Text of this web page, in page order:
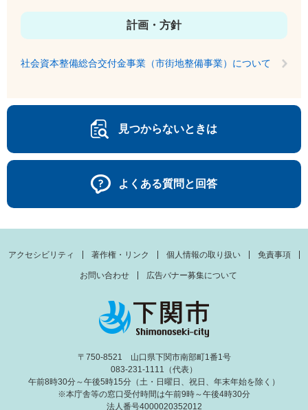
計画・方針
社会資本整備総合交付金事業（市街地整備事業）について
見つからないときは
よくある質問と回答
アクセシビリティ 著作権・リンク 個人情報の取り扱い 免責事項
お問い合わせ 広告バナー募集について
〒750-8521 山口県下関市南部町1番1号
083-231-1111（代表）
午前8時30分～午後5時15分（土・日曜日、祝日、年末年始を除く）
※本庁舎等の窓口受付時間は午前9時～午後4時30分
法人番号4000020352012